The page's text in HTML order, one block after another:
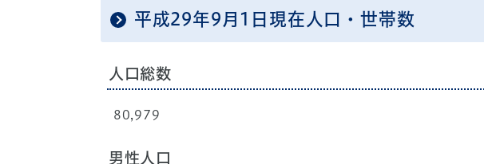
平成29年9月1日現在人口・世帯数
人口総数
80,979
男性人口